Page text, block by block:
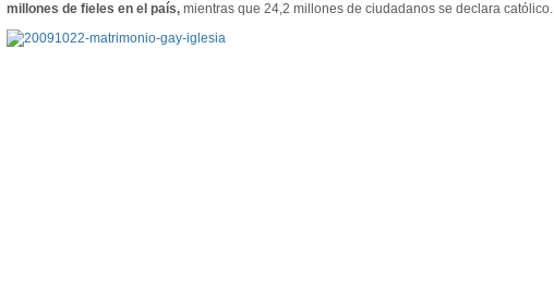
millones de fieles en el país, mientras que 24,2 millones de ciudadanos se declara católico.